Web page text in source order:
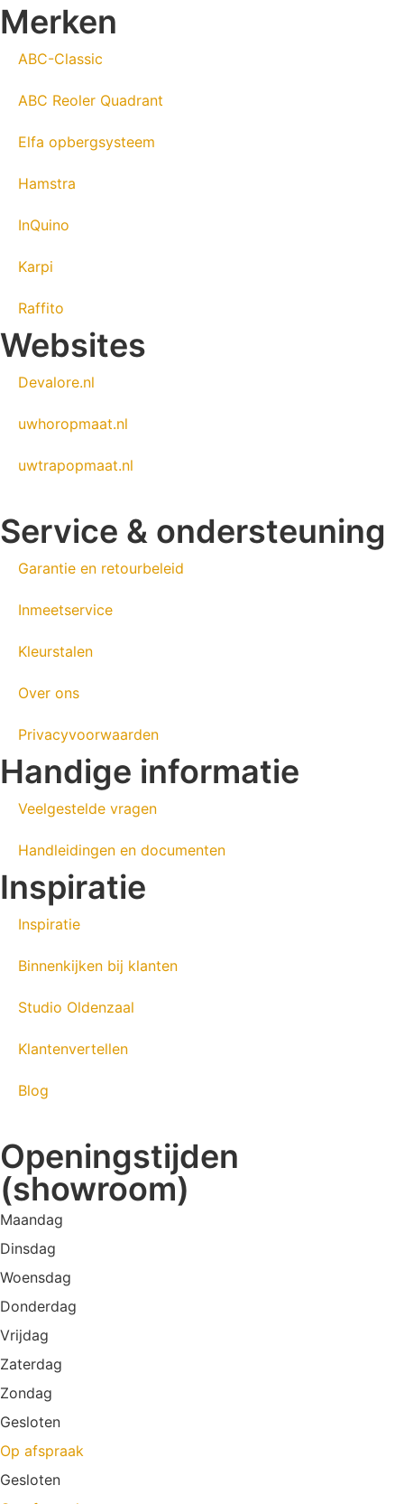
Merken
ABC-Classic
ABC Reoler Quadrant
Elfa opbergsysteem
Hamstra
InQuino
Karpi
Raffito
Websites
Devalore.nl
uwhoropmaat.nl
uwtrapopmaat.nl
Service & ondersteuning
Garantie en retourbeleid
Inmeetservice
Kleurstalen
Over ons
Privacyvoorwaarden
Handige informatie
Veelgestelde vragen
Handleidingen en documenten
Inspiratie
Inspiratie
Binnenkijken bij klanten
Studio Oldenzaal
Klantenvertellen
Blog
Openingstijden
(showroom)
Maandag
Dinsdag
Woensdag
Donderdag
Vrijdag
Zaterdag
Zondag
Gesloten
Op afspraak
Gesloten